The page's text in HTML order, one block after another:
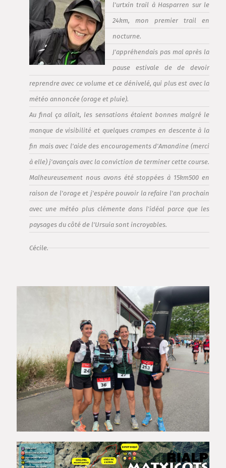
l'urtxin trail à Hasparren sur le
24km, mon premier trail en
nocturne.
J'appréhendais pas mal après la
pause estivale de de devoir
reprendre avec ce volume et ce dénivelé, qui plus est avec la
météo annoncée (orage et pluie).
Au final ça allait, les sensations étaient bonnes malgré le
manque de visibilité et quelques crampes en descente à la
fin mais avec l'aide des encouragements d'Amandine (merci
à elle) j'avançais avec la conviction de terminer cette course.
Malheureusement nous avons été stoppées à 15km500 en
raison de l'orage et j'espère pouvoir la refaire l'an prochain
avec une météo plus clémente dans l'idéal parce que les
paysages du côté de l'Ursuia sont incroyables.
Cécile.